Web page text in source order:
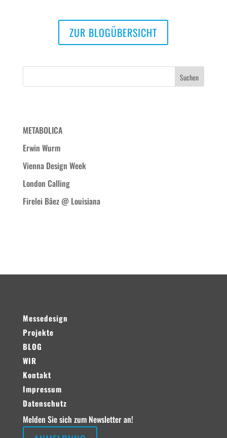
ZUR BLOGÜBERSICHT
METABOLICA
Erwin Wurm
Vienna Design Week
London Calling
Firelei Bâez @ Louisiana
Messedesign
Projekte
BLOG
WIR
Kontakt
Impressum
Datenschutz
Melden Sie sich zum Newsletter an!